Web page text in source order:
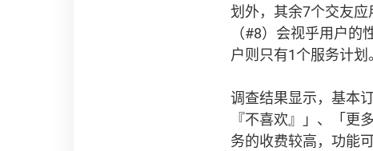
划外，其余7个交友应
（#8）会视乎用户
户则只有1个服务计划。
调查结果显示，基本
『不喜欢』」、「更
务的收费较高，功能